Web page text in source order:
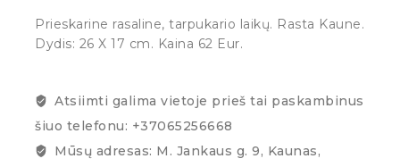
Prieskarine rasaline, tarpukario laikų. Rasta Kaune.
Dydis: 26 X 17 cm. Kaina 62 Eur.
Atsiimti galima vietoje prieš tai paskambinus
šiuo telefonu: +37065256668
Mūsų adresas: M. Jankaus g. 9, Kaunas,